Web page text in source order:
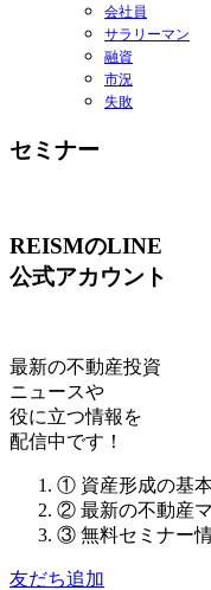
会社員
サラリーマン
融資
市況
失敗
セミナー
REISMのLINE
公式アカウント
最新の不動産投資
ニュースや
役に立つ情報を
配信中です！
① 資産形成の基
② 最新の不動産
③ 無料セミナー
友だち追加